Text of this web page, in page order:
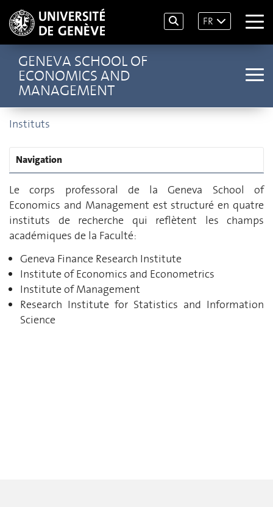
FR
GENEVA SCHOOL OF
ECONOMICS AND
MANAGEMENT
Instituts
Navigation
Le corps professoral de la Geneva School of
Economics and Management est structuré en quatre
instituts de recherche qui reflètent les champs
académiques de la Faculté:
Geneva Finance Research Institute
Institute of Economics and Econometrics
Institute of Management
Research Institute for Statistics and Information
Science